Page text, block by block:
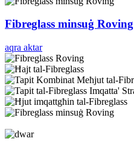
Fibreglass minsuġ Roving
aqra aktar